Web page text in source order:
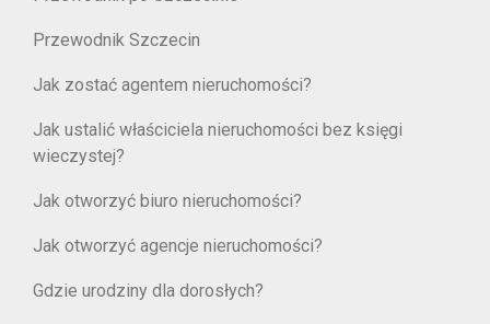
Przewodnik Szczecin
Jak zostać agentem nieruchomości?
Jak ustalić właściciela nieruchomości bez księgi
wieczystej?
Jak otworzyć biuro nieruchomości?
Jak otworzyć agencje nieruchomości?
Gdzie urodziny dla dorosłych?